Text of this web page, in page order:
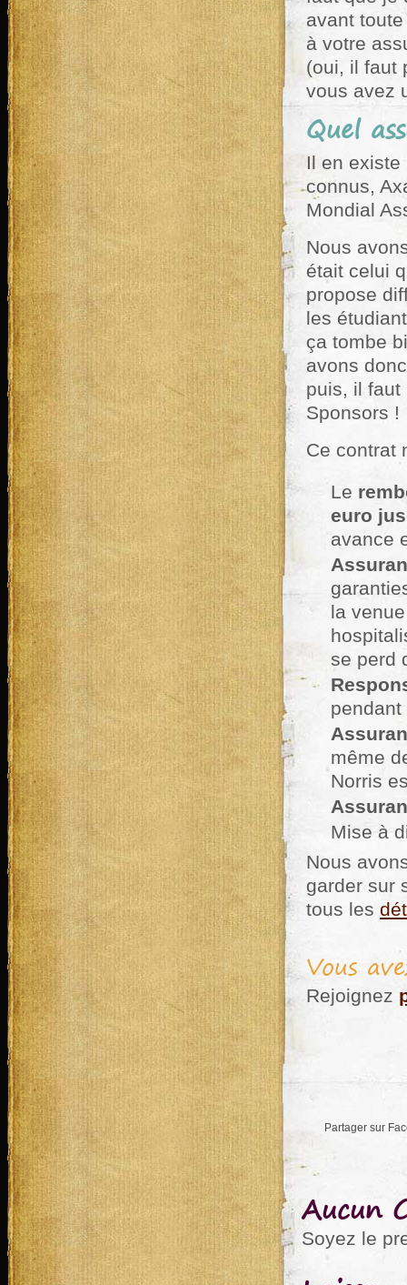
avant
à votre
(oui, il faut
vous avez
Quel
Il en
connus,
Mondial
Nous
était celui
propose
les
ça tombe
avons
puis, il faut
Sponsors !
Ce contrat
Le
euro
avance
la
se perd
même
Norris
Mise à
Nous
garder sur
tous les
Vous
Rejoignez
Partager sur
Aucun
Soyez le